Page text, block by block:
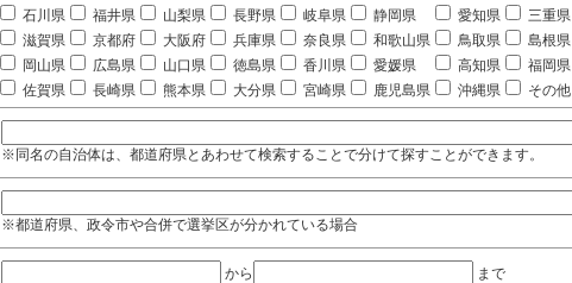
石川県
福井県 山梨県 長野県 岐阜県 静岡県 愛知県
三重県
滋賀県
京都府 大阪府 兵庫県 奈良県 和歌山県 鳥取県
島根県
岡山県
広島県 山口県 徳島県 香川県 愛媛県 高知県
福岡県
佐賀県
長崎県 熊本県 大分県 宮崎県 鹿児島県 沖縄県 その他
※同名の自治体は、都道府県とあわせて検索することで分けて探すことができます。
※都道府県、政令市や合併で選挙区が分かれている場合
から
まで